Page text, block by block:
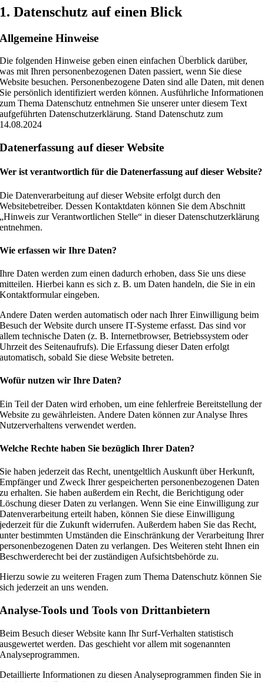
1. Datenschutz auf einen Blick
Allgemeine Hinweise
Die folgenden Hinweise geben einen einfachen Überblick darüber,
was mit Ihren personenbezogenen Daten passiert, wenn Sie diese
Website besuchen. Personenbezogene Daten sind alle Daten, mit denen
Sie persönlich identifiziert werden können. Ausführliche Informationen
zum Thema Datenschutz entnehmen Sie unserer unter diesem Text
aufgeführten Datenschutzerklärung. Stand Datenschutz zum
14.08.2024
Datenerfassung auf dieser Website
Wer ist verantwortlich für die Datenerfassung auf dieser Website?
Die Datenverarbeitung auf dieser Website erfolgt durch den
Websitebetreiber. Dessen Kontaktdaten können Sie dem Abschnitt
„Hinweis zur Verantwortlichen Stelle“ in dieser Datenschutzerklärung
entnehmen.
Wie erfassen wir Ihre Daten?
Ihre Daten werden zum einen dadurch erhoben, dass Sie uns diese
mitteilen. Hierbei kann es sich z. B. um Daten handeln, die Sie in ein
Kontaktformular eingeben.
Andere Daten werden automatisch oder nach Ihrer Einwilligung beim
Besuch der Website durch unsere IT-Systeme erfasst. Das sind vor
allem technische Daten (z. B. Internetbrowser, Betriebssystem oder
Uhrzeit des Seitenaufrufs). Die Erfassung dieser Daten erfolgt
automatisch, sobald Sie diese Website betreten.
Wofür nutzen wir Ihre Daten?
Ein Teil der Daten wird erhoben, um eine fehlerfreie Bereitstellung der
Website zu gewährleisten. Andere Daten können zur Analyse Ihres
Nutzerverhaltens verwendet werden.
Welche Rechte haben Sie bezüglich Ihrer Daten?
Sie haben jederzeit das Recht, unentgeltlich Auskunft über Herkunft,
Empfänger und Zweck Ihrer gespeicherten personenbezogenen Daten
zu erhalten. Sie haben außerdem ein Recht, die Berichtigung oder
Löschung dieser Daten zu verlangen. Wenn Sie eine Einwilligung zur
Datenverarbeitung erteilt haben, können Sie diese Einwilligung
jederzeit für die Zukunft widerrufen. Außerdem haben Sie das Recht,
unter bestimmten Umständen die Einschränkung der Verarbeitung Ihrer
personenbezogenen Daten zu verlangen. Des Weiteren steht Ihnen ein
Beschwerderecht bei der zuständigen Aufsichtsbehörde zu.
Hierzu sowie zu weiteren Fragen zum Thema Datenschutz können Sie
sich jederzeit an uns wenden.
Analyse-Tools und Tools von Dritt­anbietern
Beim Besuch dieser Website kann Ihr Surf-Verhalten statistisch
ausgewertet werden. Das geschieht vor allem mit sogenannten
Analyseprogrammen.
Detaillierte Informationen zu diesen Analyseprogrammen finden Sie in